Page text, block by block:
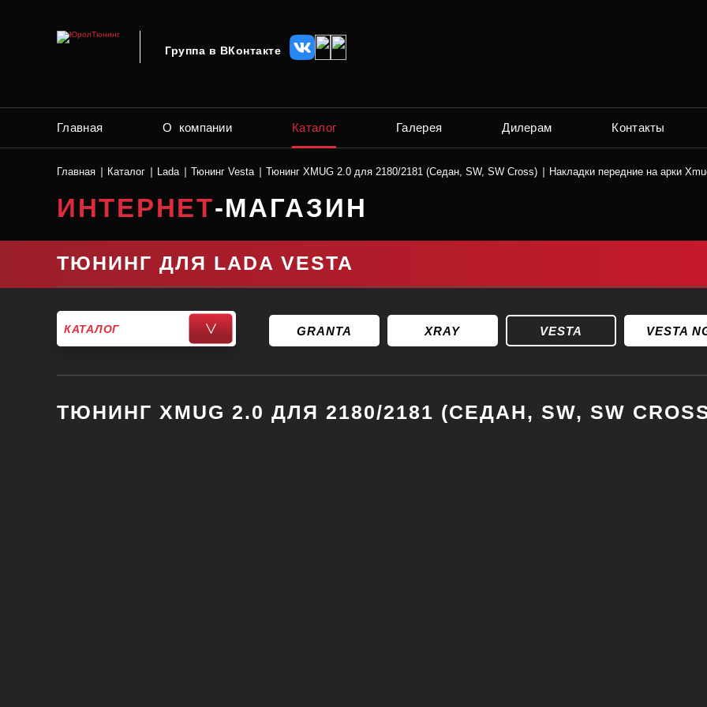
Группа в ВКонтакте
Главная О компании Каталог Галерея Дилерам Контакты
Главная Каталог Lada Тюнинг Vesta Тюнинг XMUG 2.0 для 2180/2181 (Седан, SW, SW Cross) Накладки передние на арки
ИНТЕРНЕТ-МАГАЗИН
ТЮНИНГ ДЛЯ LADA VESTA
КАТАЛОГ >
HYUNDAI
GRANTA XRAY VESTA VESTA
ТЮНИНГ XMUG 2.0 ДЛЯ 2180/2181 (СЕДАН, SW, SW